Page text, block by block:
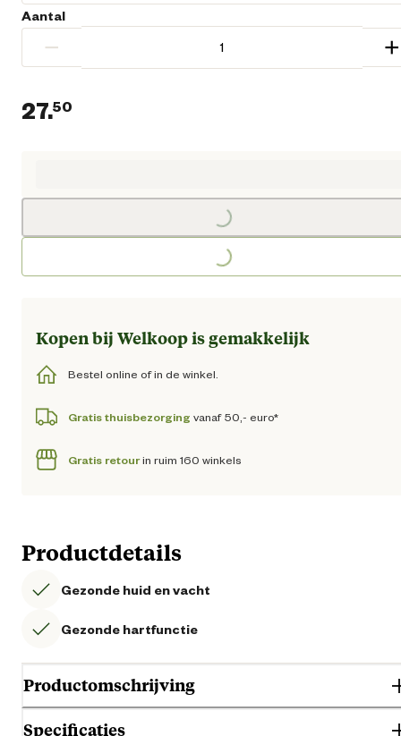
Aantal
− +
27.50
Loading...
Loading...
Kopen bij Welkoop is gemakkelijk
Bestel online of in de winkel.
Gratis thuisbezorging vanaf 50,- euro*
Gratis retourin ruim 160 winkels
Productdetails
Gezonde huid en vacht
Gezonde hartfunctie
Productomschrijving
Specificaties